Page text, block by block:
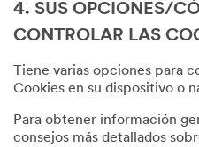
4. SUS OPCIONES/
CONTROLAR LAS
Tiene varias opciones para
Cookies en su dispositivo o
Para obtener información
consejos más detallados